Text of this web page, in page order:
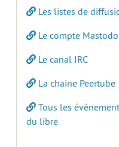
Les listes de
Le compte
Le canal IRC
La chaine Peertube
Tous les
du libre